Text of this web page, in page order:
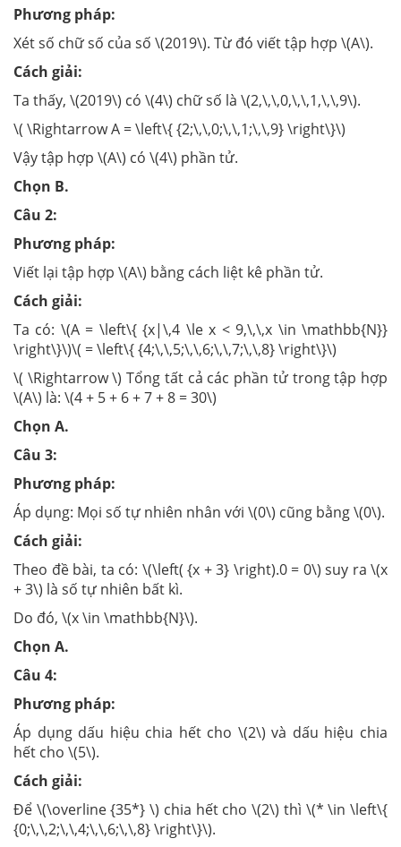
Phương pháp:
Xét số chữ số của số \(2019\). Từ đó viết tập hợp \(A\).
Cách giải:
Ta thấy, \(2019\) có \(4\) chữ số là \(2,\,\,0,\,\,1,\,\,9\).
\( \Rightarrow A = \left\{ {2;\,\,0;\,\,1;\,\,9} \right\}\)
Vậy tập hợp \(A\) có \(4\) phần tử.
Chọn B.
Câu 2:
Phương pháp:
Viết lại tập hợp \(A\) bằng cách liệt kê phần tử.
Cách giải:
Ta có: \(A = \left\{ {x|\,4 \le x < 9,\,\,x \in \mathbb{N}}
\right\}\)\( = \left\{ {4;\,\,5;\,\,6;\,\,7;\,\,8} \right\}\)
\( \Rightarrow \) Tổng tất cả các phần tử trong tập hợp
\(A\) là: \(4 + 5 + 6 + 7 + 8 = 30\)
Chọn A.
Câu 3:
Phương pháp:
Áp dụng: Mọi số tự nhiên nhân với \(0\) cũng bằng \(0\).
Cách giải:
Theo đề bài, ta có: \(\left( {x + 3} \right).0 = 0\) suy ra \(x
+ 3\) là số tự nhiên bất kì.
Do đó, \(x \in \mathbb{N}\).
Chọn A.
Câu 4:
Phương pháp:
Áp dụng dấu hiệu chia hết cho \(2\) và dấu hiệu chia
hết cho \(5\).
Cách giải:
Để \(\overline {35*} \) chia hết cho \(2\) thì \(* \in \left\{
{0;\,\,2;\,\,4;\,\,6;\,\,8} \right\}\).